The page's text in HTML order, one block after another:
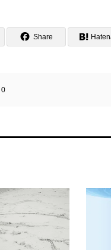
Share
0